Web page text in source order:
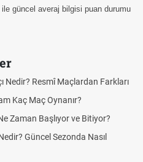
ile güncel averaj bilgisi puan durumu
Nedir? Resmî Maçlardan Farkları
Kaç Maç Oynanır?
Zaman Başlıyor ve Bitiyor?
Güncel Sezonda Nasıl